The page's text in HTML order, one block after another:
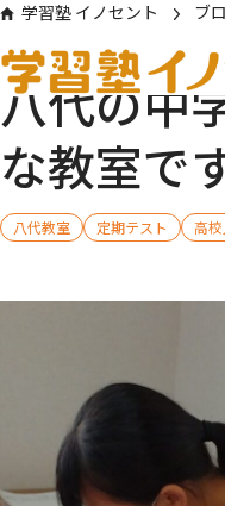
学習塾 イノセント ブ
八代の中
な教室で
八代教室 定期テスト 高